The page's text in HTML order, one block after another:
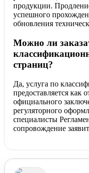
продукции.
успешного
обновления
Можно ли
страниц?
Да, услуга по
предоставляется как
официального
регуляторного
специалисты
сопровождение